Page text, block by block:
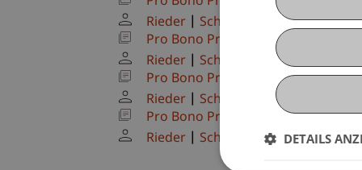
Rieder
Schenk
Schädler
Pro Bono Projekt
(Übung)
Rieder
Schenk
Schädler
Pro Bono Projekt
(Übung)
Rieder
Schenk
Schädler
Pro Bono Projekt
(Übung)
Rieder
Schenk Schädler
DETAILS